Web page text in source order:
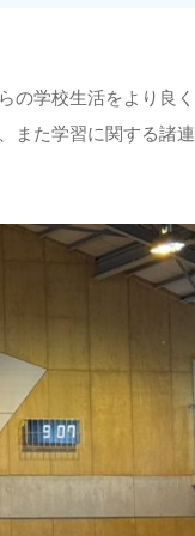
の学校生活をより良く
また学習に関する諸連